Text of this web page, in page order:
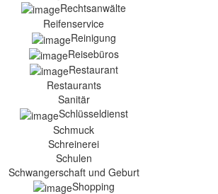
Rechtsanwälte
Reifenservice
Reinigung
Reisebüros
Restaurant
Restaurants
Sanitär
Schlüsseldienst
Schmuck
Schreinerei
Schulen
Schwangerschaft und Geburt
Shopping